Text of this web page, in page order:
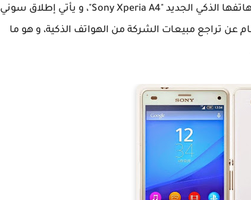
كشفت الشركة اليابانية "سوني" بشكل رسمي عن هاتفها الذكي الجديد "Sony Xperia A4"، و يأتي إطلاق سوني
عن تراجع مبيعات الشركة من الهواتف الذكية، و هو ما